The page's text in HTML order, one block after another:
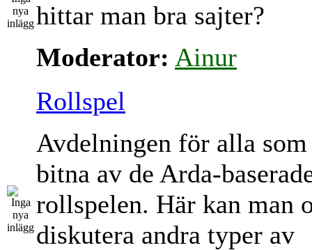
hittar man bra sajter?
Moderator: Ainur
Rollspel
Avdelningen för alla
bitna av de Arda-
rollspelen. Här kan man
diskutera andra typer av